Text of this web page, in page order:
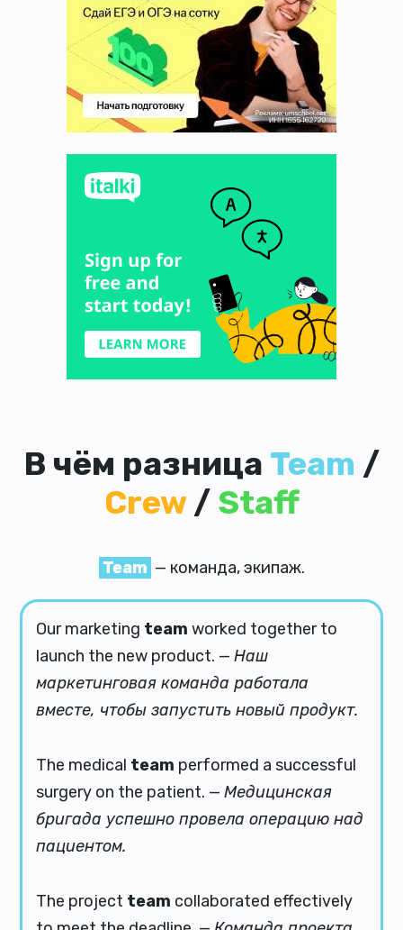
В чём разница Team /
Crew/ Staff
Team — команда, экипаж.
Our marketing team worked together to
launch the new product. —Наш
маркетинговая команда работала
вместе, чтобы запустить новый продукт.
The medical team performed a successful
surgery on the patient. —Медицинская
бригада успешно провела операцию нaд
пациентом.
The project team collaborated effectively